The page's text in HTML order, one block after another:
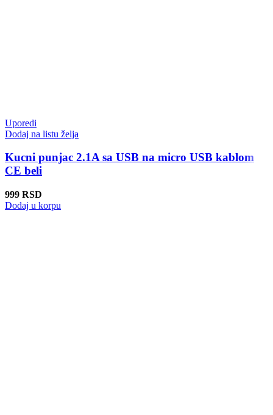
Uporedi
Dodaj na listu želja
Kucni punjac 2.1A sa USB na micro USB kablom
CE beli
999 RSD
Dodaj u korpu